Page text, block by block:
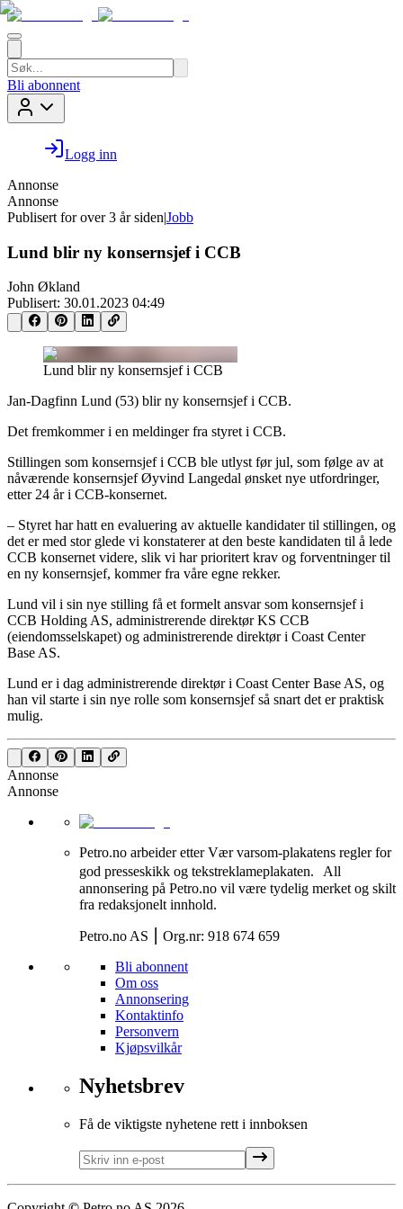
Bli abonnent
Logg inn
Annonse
Annonse
Publisert for over 3 år siden|Jobb
Lund blir ny konsernsjef i CCB
John Økland
Publisert: 30.01.2023 04:49
Lund blir ny konsernsjef i CCB
Jan-Dagfinn Lund (53) blir ny konsernsjef i CCB.
Det fremkommer i en meldinger fra styret i CCB.
Stillingen som konsernsjef i CCB ble utlyst før jul, som følge av at
nåværende konsernsjef Øyvind Langedal ønsket nye utfordringer,
etter 24 år i CCB-konsernet.
– Styret har hatt en evaluering av aktuelle kandidater til stillingen, og
det er med stor glede vi konstaterer at den beste kandidaten til å lede
CCB konsernet videre, slik vi har prioritert krav og forventninger til
en ny konsernsjef, kommer fra våre egne rekker.
Lund vil i sin nye stilling få et formelt ansvar som konsernsjef i
CCB Holding AS, administrerende direktør KS CCB
(eiendomsselskapet) og administrerende direktør i Coast Center
Base AS.
Lund er i dag administrerende direktør i Coast Center Base AS, og
han vil starte i sin nye rolle som konsernsjef så snart det er praktisk
mulig.
Annonse
Annonse
Petro.no arbeider etter Vær varsom-plakatens regler for
god presseskikk og tekstreklameplakaten. All
annonsering på Petro.no vil være tydelig merket og skilt
fra redaksjonelt innhold.
Petro.no AS ⎮ Org.nr: 918 674 659
Bli abonnent
Om oss
Annonsering
Kontaktinfo
Personvern
Kjøpsvilkår
Nyhetsbrev
Få de viktigste nyhetene rett i innboksen